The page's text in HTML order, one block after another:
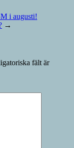
i augusti!
→
fält är